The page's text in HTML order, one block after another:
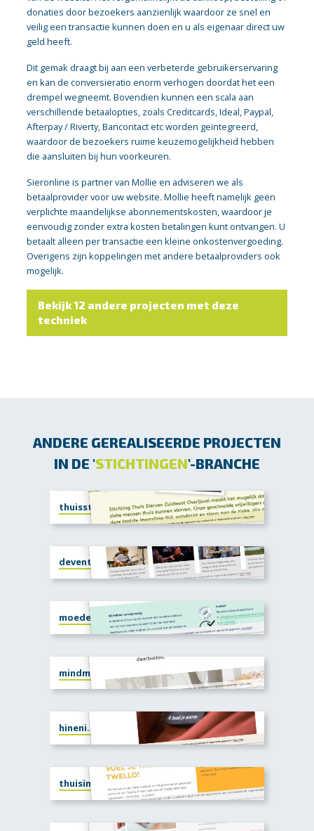
donaties door bezoekers aanzienlijk waardoor ze snel en
veilig een transactie kunnen doen en u als eigenaar direct uw
geld heeft.
Dit gemak draagt bij aan een verbeterde gebruikerservaring
en kan de conversieratio enorm verhogen doordat het een
drempel wegneemt. Bovendien kunnen een scala aan
verschillende betaalopties, zoals Creditcards, Ideal, Paypal,
Afterpay / Riverty, Bancontact etc worden geïntegreerd,
waardoor de bezoekers ruime keuzemogelijkheid hebben
die aansluiten bij hun voorkeuren.
Sieronline is partner van Mollie en adviseren we als
betaalprovider voor uw website. Mollie heeft namelijk geen
verplichte maandelijkse abonnementskosten, waardoor je
eenvoudig zonder extra kosten betalingen kunt ontvangen. U
betaalt alleen per transactie een kleine onkostenvergoeding.
Overigens zijn koppelingen met andere betaalproviders ook
mogelijk.
Bekijk 12 andere projecten met deze
techniek
ANDERE GEREALISEERDE PROJECTEN
IN DE 'STICHTINGEN'-BRANCHE
thuissterven.nl
deventercultuurlink.nl
moedermelkbanknederland.nl
mindmore.nl
hineni.nu
thuisintwello.nl